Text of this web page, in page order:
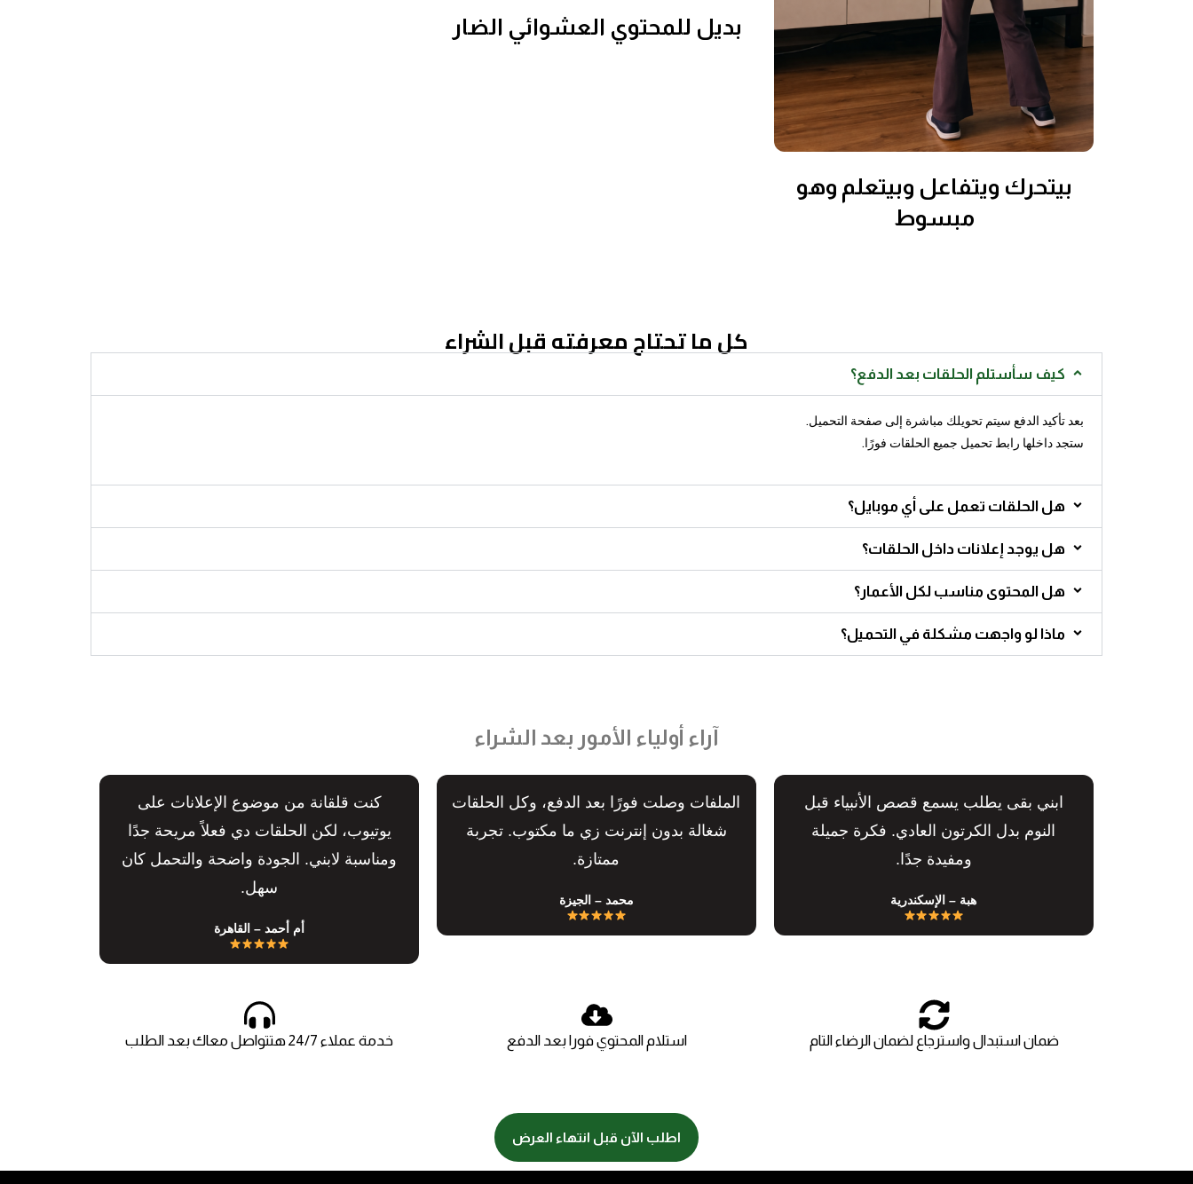
بيتحرك ويتفاعل وبيتعلم وهو
مبسوط
بديل للمحتوي العشوائي الضار
كل ما تحتاج معرفته قبل الشراء
كيف سأستلم الحلقات بعد الدفع؟
بعد تأكيد الدفع سيتم تحويلك مباشرة إلى صفحة التحميل.
ستجد داخلها رابط تحميل جميع الحلقات فورًا.
هل الحلقات تعمل على أي موبايل؟
هل يوجد إعلانات داخل الحلقات؟
هل المحتوى مناسب لكل الأعمار؟
ماذا لو واجهت مشكلة في التحميل؟
آراء أولياء الأمور بعد الشراء
كنت قلقانة من موضوع الإعلانات على
يوتيوب، لكن الحلقات دي فعلاً مريحة جدًا
ومناسبة لابني. الجودة واضحة والتحمل كان
سهل.
أم أحمد – القاهرة
الملفات وصلت فورًا بعد الدفع، وكل الحلقات
شغالة بدون إنترنت زي ما مكتوب. تجربة
ممتازة.
محمد – الجيزة
ابني بقى يطلب يسمع قصص الأنبياء قبل
النوم بدل الكرتون العادي. فكرة جميلة
ومفيدة جدًا.
هبة – الإسكندرية
ضمان استبدال واسترجاع لضمان الرضاء التام استلام المحتوي فورا بعد الدفع خدمة عملاء 24/7 هتتواصل معاك بعد الطلب
اطلب الآن قبل انتهاء العرض